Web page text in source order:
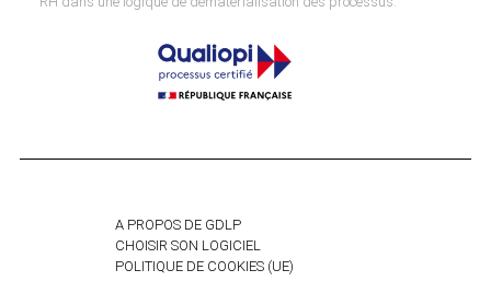
A PROPOS DE GDLP
CHOISIR SON LOGICIEL
POLITIQUE DE COOKIES (UE)